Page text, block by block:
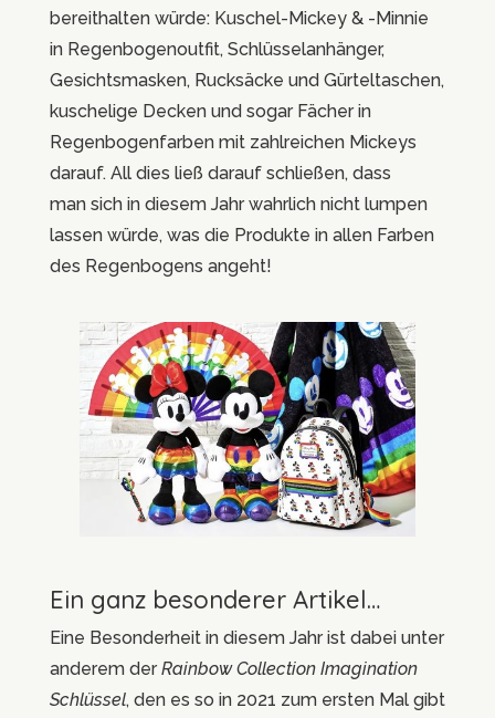
bereithalten würde: Kuschel-Mickey & -Minnie
in Regenbogenoutfit, Schlüsselanhänger,
Gesichtsmasken, Rucksäcke und Gürteltaschen,
kuschelige Decken und sogar Fächer in
Regenbogenfarben mit zahlreichen Mickeys
darauf. All dies ließ darauf schließen, dass
man sich in diesem Jahr wahrlich nicht lumpen
lassen würde, was die Produkte in allen Farben
des Regenbogens angeht!
Ein ganz besonderer Artikel…
Eine Besonderheit in diesem Jahr ist dabei unter
anderem derRainbow Collection Imagination
Schlüssel, den es so in 2021 zum ersten Mal gibt